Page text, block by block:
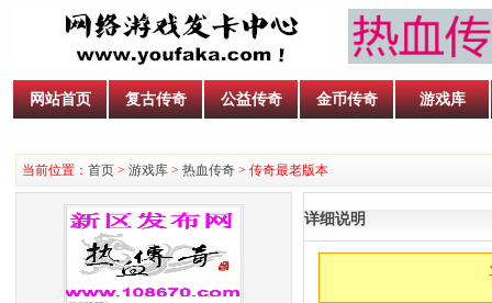
网站首页 复古传奇 公益传奇 金币传奇 游戏库
当前位置： 首页 > 游戏库 > 热血传奇 > ​传奇最老版本
详细说明